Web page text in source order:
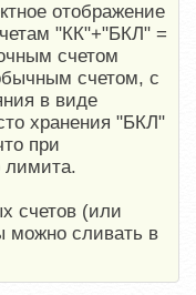
отображение
"КК"+"БКЛ" =
счетом
счетом, с
в виде
хранения "БКЛ"
при
лимита.
счетов (или
можно сливать в